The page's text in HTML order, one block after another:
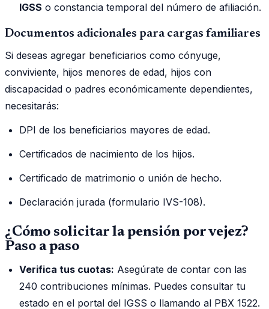
IGSS o constancia temporal del número de afiliación.
Documentos adicionales para cargas familiares
Si deseas agregar beneficiarios como cónyuge,
conviviente, hijos menores de edad, hijos con
discapacidad o padres económicamente dependientes,
necesitarás:
DPI de los beneficiarios mayores de edad.
Certificados de nacimiento de los hijos.
Certificado de matrimonio o unión de hecho.
Declaración jurada (formulario IVS-108).
¿Cómo solicitar la pensión por vejez?
Paso a paso
Verifica tus cuotas: Asegúrate de contar con las
240 contribuciones mínimas. Puedes consultar tu
estado en el portal del IGSS o llamando al PBX 1522.